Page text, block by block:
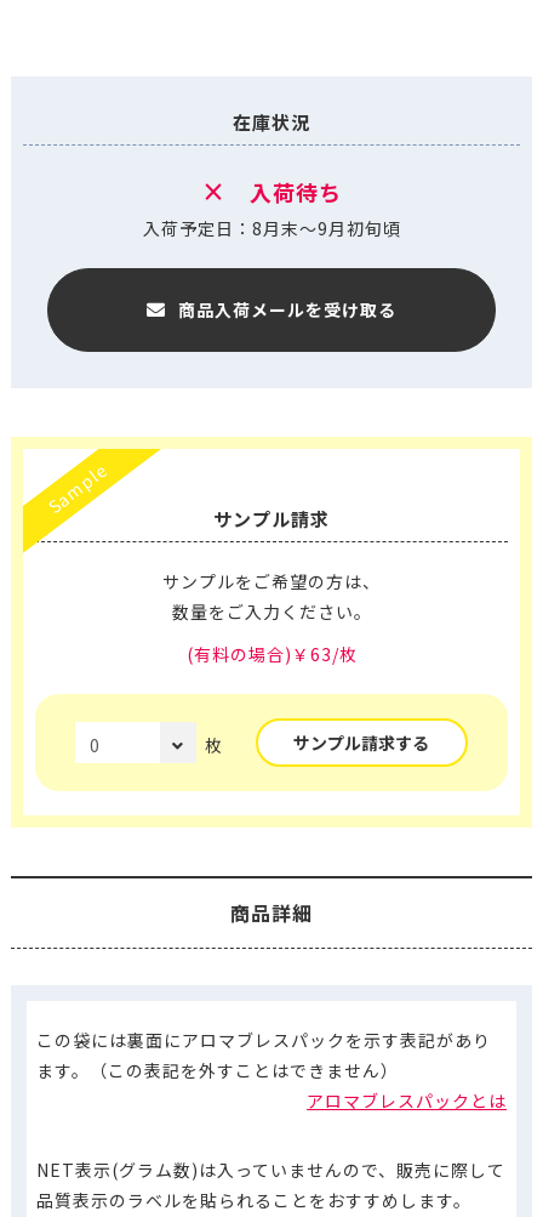
在庫状況
× 入荷待ち
入荷予定日：8月末～9月初旬頃
商品入荷メールを受け取る
Sample
サンプル請求
サンプルをご希望の方は、
数量をご入力ください。
(有料の場合)￥63/枚
枚 サンプル請求する
商品詳細
この袋には裏面にアロマブレスパックを示す表記があり
ます。（この表記を外すことはできません）
アロマブレスパックとは
NET表示(グラム数)は入っていませんので、販売に際して
品質表示のラベルを貼られることをおすすめします。